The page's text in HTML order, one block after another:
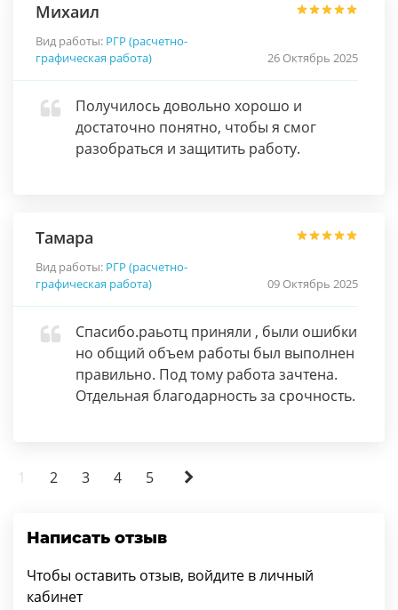
Михаил
Вид работы: РГР (расчетно-
графическая работа)
26 Октябрь 2025
Получилось довольно хорошо и
достаточно понятно, чтобы я смог
разобраться и защитить работу.
Тамара
Вид работы: РГР (расчетно-
графическая работа)
09 Октябрь 2025
Спасибо.раьотц приняли , были ошибки
но общий объем работы был выполнен
правильно. Под тому работа зачтена.
Отдельная благодарность за срочность.
1 2 3 4 5
Написать отзыв
Чтобы оставить отзыв, войдите в личный
кабинет